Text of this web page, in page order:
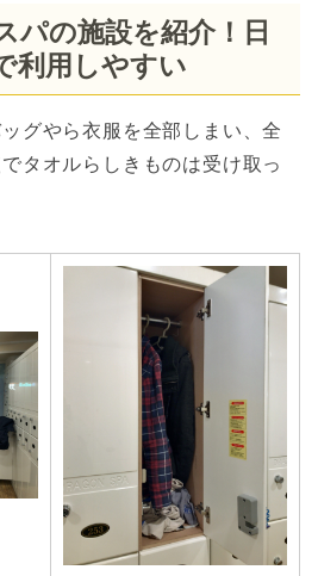
パの施設を紹介！日
利用しやすい
グやら衣服を全部しまい、全
タオルらしきものは受け取っ